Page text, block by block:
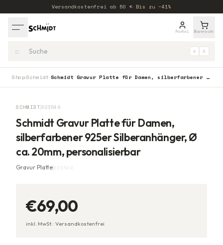
Versandkostenfrei ab 50 € Bis zu −41%
Portal Warenkorb
⌕ ⌘ K
Shop›Schmidt › Schmidt Gravur Platte für Damen, silberfarbener 925er Silberanhänger, Ø ca. 20mm, personalisierbar
SCHMIDT 823549
Schmidt Gravur Platte für Damen,
silberfarbener 925er Silberanhänger, Ø
ca. 20mm, personalisierbar
Gravur Platte823549
€69,00
inkl. MwSt. ·Versandkostenfrei